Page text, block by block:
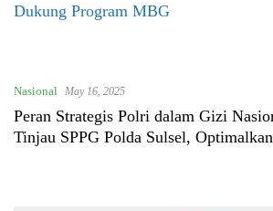
Dukung Program MBG
Nasional May 16, 2025
Peran Strategis Polri dalam Gizi
Tinjau SPPG Polda Sulsel,